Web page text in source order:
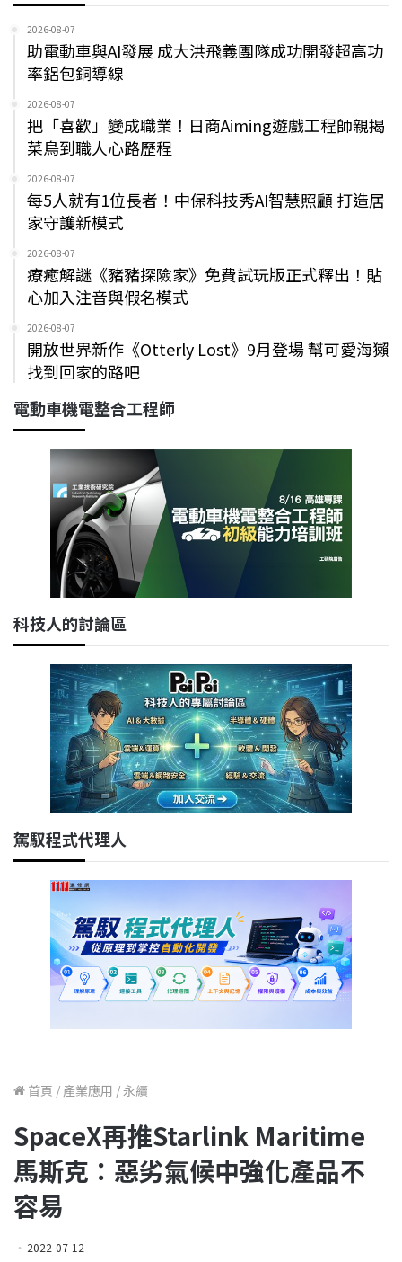
2026-08-07
助電動車與AI發展 成大洪飛義團隊成功開發超高功
率鋁包銅導線
2026-08-07
把「喜歡」變成職業！日商Aiming遊戲工程師親揭
菜鳥到職人心路歷程
2026-08-07
每5人就有1位長者！中保科技秀AI智慧照顧 打造居
家守護新模式
2026-08-07
療癒解謎《豬豬探險家》免費試玩版正式釋出！貼
心加入注音與假名模式
2026-08-07
開放世界新作《Otterly Lost》9月登場 幫可愛海獺
找到回家的路吧
電動車機電整合工程師
科技人的討論區
駕馭程式代理人